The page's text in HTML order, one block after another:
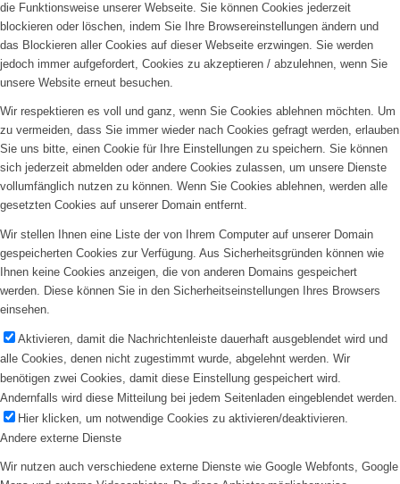
die Funktionsweise unserer Webseite. Sie können Cookies jederzeit
blockieren oder löschen, indem Sie Ihre Browsereinstellungen ändern und
das Blockieren aller Cookies auf dieser Webseite erzwingen. Sie werden
jedoch immer aufgefordert, Cookies zu akzeptieren / abzulehnen, wenn Sie
unsere Website erneut besuchen.
Wir respektieren es voll und ganz, wenn Sie Cookies ablehnen möchten. Um
zu vermeiden, dass Sie immer wieder nach Cookies gefragt werden, erlauben
Sie uns bitte, einen Cookie für Ihre Einstellungen zu speichern. Sie können
sich jederzeit abmelden oder andere Cookies zulassen, um unsere Dienste
vollumfänglich nutzen zu können. Wenn Sie Cookies ablehnen, werden alle
gesetzten Cookies auf unserer Domain entfernt.
Wir stellen Ihnen eine Liste der von Ihrem Computer auf unserer Domain
gespeicherten Cookies zur Verfügung. Aus Sicherheitsgründen können wie
Ihnen keine Cookies anzeigen, die von anderen Domains gespeichert
werden. Diese können Sie in den Sicherheitseinstellungen Ihres Browsers
einsehen.
Aktivieren, damit die Nachrichtenleiste dauerhaft ausgeblendet wird und
alle Cookies, denen nicht zugestimmt wurde, abgelehnt werden. Wir
benötigen zwei Cookies, damit diese Einstellung gespeichert wird.
Andernfalls wird diese Mitteilung bei jedem Seitenladen eingeblendet werden.
Hier klicken, um notwendige Cookies zu aktivieren/deaktivieren.
Andere externe Dienste
Wir nutzen auch verschiedene externe Dienste wie Google Webfonts, Google